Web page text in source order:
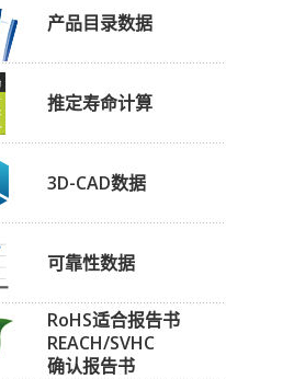
产品目录数据
推定寿命计算
3D-CAD数据
可靠性数据
RoHS适合报告书
REACH/SVHC
确认报告书